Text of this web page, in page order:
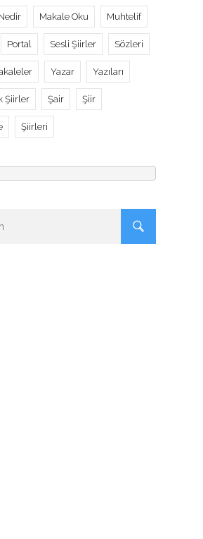
Makale Oku Muhtelif
Portal Sesli Şiirler Sözleri
Yazar Yazıları
Şiirler Şair Şiir
Şiirleri